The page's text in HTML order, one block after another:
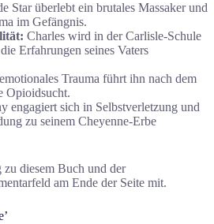
Star überlebt ein brutales Massaker und
im Gefängnis.
Charles wird in der Carlisle-Schule
Erfahrungen seines Vaters
Trauma führt ihn nach dem
Opioidsucht.
engagiert sich in Selbstverletzung und
zu seinem Cheyenne-Erbe
diesem Buch und der
am Ende der Seite mit.